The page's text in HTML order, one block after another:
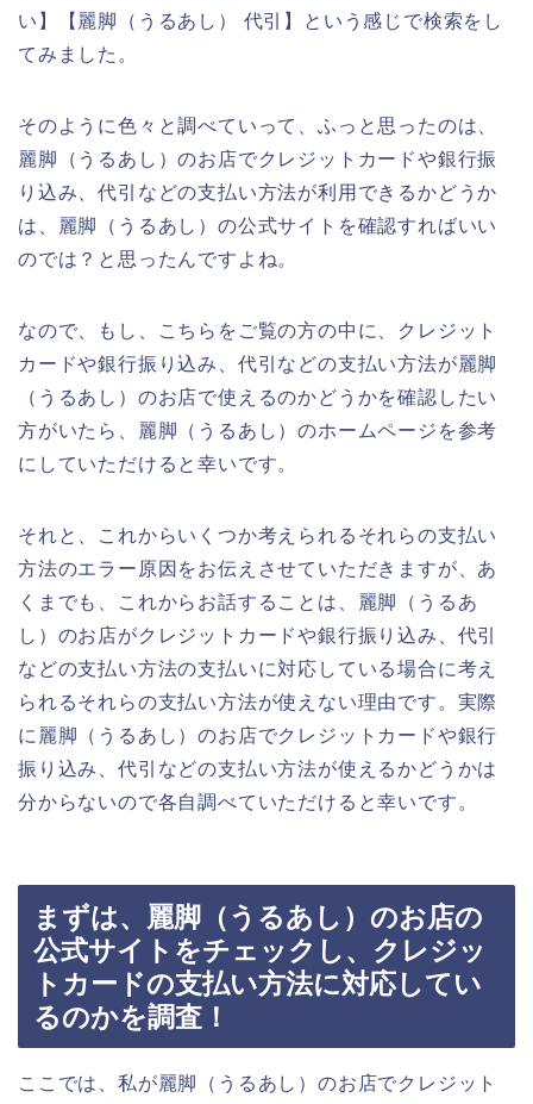
い】【麗脚（うるあし） 代引】という感じで検索をし
てみました。
そのように色々と調べていって、ふっと思ったのは、
麗脚（うるあし）のお店でクレジットカードや銀行振
り込み、代引などの支払い方法が利用できるかどうか
は、麗脚（うるあし）の公式サイトを確認すればいい
のでは？と思ったんですよね。
なので、もし、こちらをご覧の方の中に、クレジット
カードや銀行振り込み、代引などの支払い方法が麗脚
（うるあし）のお店で使えるのかどうかを確認したい
方がいたら、麗脚（うるあし）のホームページを参考
にしていただけると幸いです。
それと、これからいくつか考えられるそれらの支払い
方法のエラー原因をお伝えさせていただきますが、あ
くまでも、これからお話することは、麗脚（うるあ
し）のお店がクレジットカードや銀行振り込み、代引
などの支払い方法の支払いに対応している場合に考え
られるそれらの支払い方法が使えない理由です。実際
に麗脚（うるあし）のお店でクレジットカードや銀行
振り込み、代引などの支払い方法が使えるかどうかは
分からないので各自調べていただけると幸いです。
まずは、麗脚（うるあし）のお店の
公式サイトをチェックし、クレジッ
トカードの支払い方法に対応してい
るのかを調査！
ここでは、私が麗脚（うるあし）のお店でクレジット